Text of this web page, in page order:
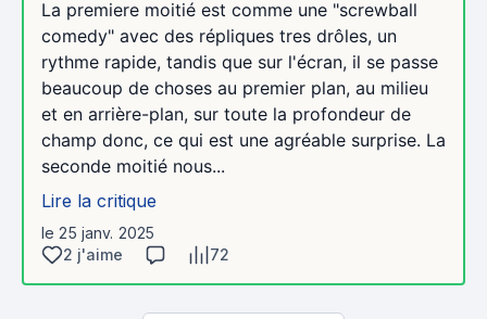
La premiere moitié est comme une "screwball
comedy" avec des répliques tres drôles, un
rythme rapide, tandis que sur l'écran, il se passe
beaucoup de choses au premier plan, au milieu
et en arrière-plan, sur toute la profondeur de
champ donc, ce qui est une agréable surprise. La
seconde moitié nous...
Lire la critique
le 25 janv. 2025
2 j'aime
72